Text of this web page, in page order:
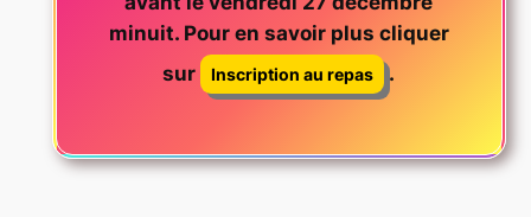
minuit. Pour en savoir plus cliquer
sur
Inscription au repas .